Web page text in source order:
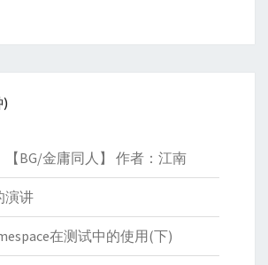
)
【BG/金庸同人】 作者：江南
演讲
在测试中的使用(下)